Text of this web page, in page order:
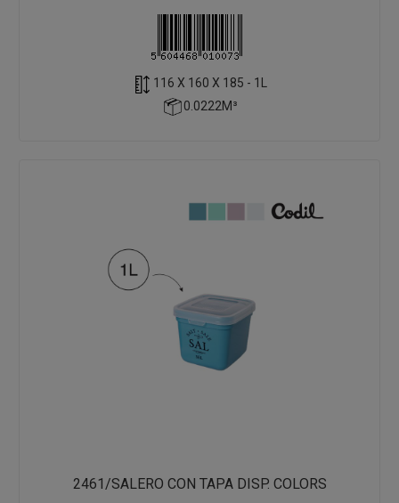
116 X 160 X 185 - 1L
0.0222M³
2461/SALERO CON TAPA DISP. COLORS